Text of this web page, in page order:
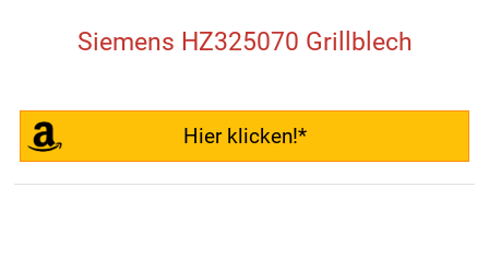
Siemens HZ325070 Grillblech
Hier klicken!*